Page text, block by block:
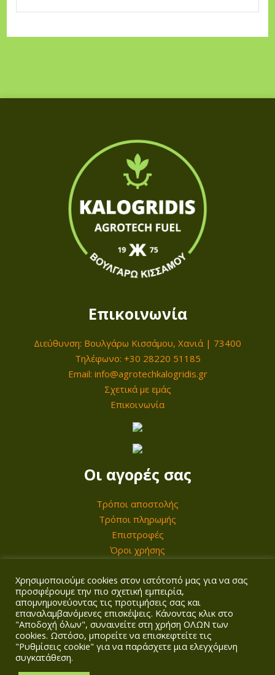
Επικοινωνία
Διεύθυνση: Βουλγάρω Κισσάμου, Χανιά | 73400
Τηλέφωνο: +30 28220 51185
Email: info@agrotechkalogridis.gr
Σχετικά με εμάς
Επικοινωνία
Οι αγορές σας
Τρόποι αποστολής
Τρόποι πληρωμής
Επιστροφές
Όροι χρήσης
Ο λογαριασμός σας
Σύνδεση/Εγγραφή
Καλάθι
Ταμείο
Χρησιμοποιούμε cookies στον ιστότοπό μας για να σας
προσφέρουμε την πιο σχετική εμπειρία,
απομνημονεύοντας τις προτιμήσεις σας και
επαναλαμβανόμενες επισκέψεις. Κάνοντας κλικ στο
"Αποδοχή όλων", συναινείτε στη χρήση ΟΛΩΝ των
cookies. Ωστόσο, μπορείτε να επισκεφτείτε τις
"Ρυθμίσεις cookie" για να παράσχετε μια ελεγχόμενη
συγκατάθεση.